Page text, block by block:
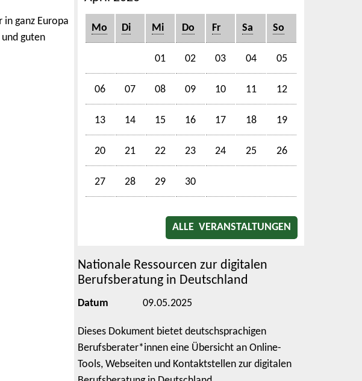
ganz Europa
guten
Mo Di Mi Do Fr Sa So
01 02 03 04 05
06 07 08 09 10 11 12
13 14 15 16 17 18 19
20 21 22 23 24 25 26
27 28 29 30
ALLE VERANSTALTUNGEN
Nationale Ressourcen zur digitalen
Berufsberatung in Deutschland
Datum 09.05.2025
Dieses Dokument bietet deutschsprachigen
Berufsberater*innen eine Übersicht an Online-
Tools, Webseiten und Kontaktstellen zur digitalen